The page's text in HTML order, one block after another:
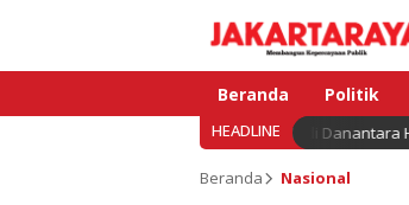
Beranda Politik
HEADLINE
BNI Hadirkan Solusi KPR di Danantara Housing
Beranda Nasional